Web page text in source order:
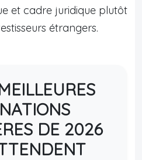
et cadre juridique plutôt
étrangers.
DE 2026